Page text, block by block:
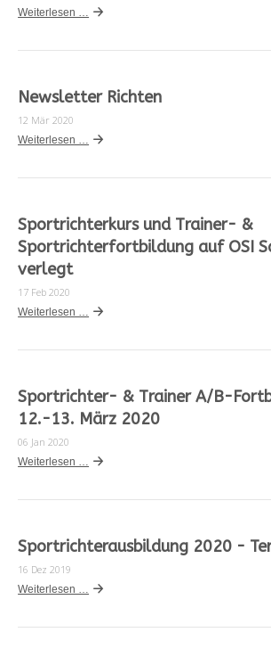
Weiterlesen …
Newsletter Richten
12 Mär 2020
Weiterlesen …
Sportrichterkurs und Trainer- &
Sportrichterfortbildung auf OSI
verlegt
17 Feb 2020
Weiterlesen …
Sportrichter- & Trainer A/B-
12.-13. März 2020
06 Jan 2020
Weiterlesen …
Sportrichterausbildung 2020 -
16 Dez 2019
Weiterlesen …